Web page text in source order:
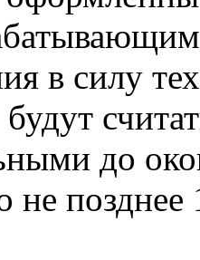
в силу
до
не позднее